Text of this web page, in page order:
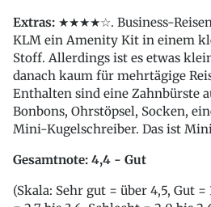
Extras: ★★★★☆. Business-
KLM ein Amenity Kit in einem
Stoff. Allerdings ist es etwas
danach kaum für mehrtägige
Enthalten sind eine Zahnbürste
Bonbons, Ohrstöpsel, Socken,
Mini-Kugelschreiber. Das ist
Gesamtnote: 4,4 - Gut
(Skala: Sehr gut = über 4,5, Gut